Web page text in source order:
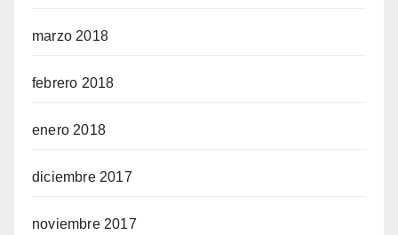
marzo 2018
febrero 2018
enero 2018
diciembre 2017
noviembre 2017